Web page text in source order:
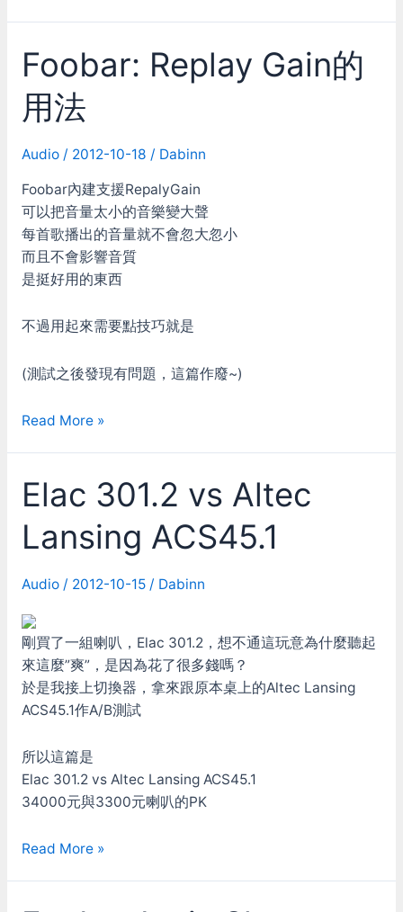
的
研
究
Foobar: Replay Gain的
用法
Audio/ 2012-10-18 / Dabinn
Foobar內建支援RepalyGain
可以把音量太小的音樂變大聲
每首歌播出的音量就不會忽大忽小
而且不會影響音質
是挺好用的東西
不過用起來需要點技巧就是
(測試之後發現有問題，這篇作廢~)
Foobar:
的
用
Read More »
Elac 301.2 vs Altec
Lansing ACS45.1
Audio/ 2012-10-15 / Dabinn
剛買了一組喇叭，Elac 301.2，想不通這玩意為什麼聽起
來這麼”爽”，是因為花了很多錢嗎？
於是我接上切換器，拿來跟原本桌上的Altec Lansing
ACS45.1作A/B測試
所以這篇是
Elac 301.2 vs Altec Lansing ACS45.1
34000元與3300元喇叭的PK
Elac
Read More »